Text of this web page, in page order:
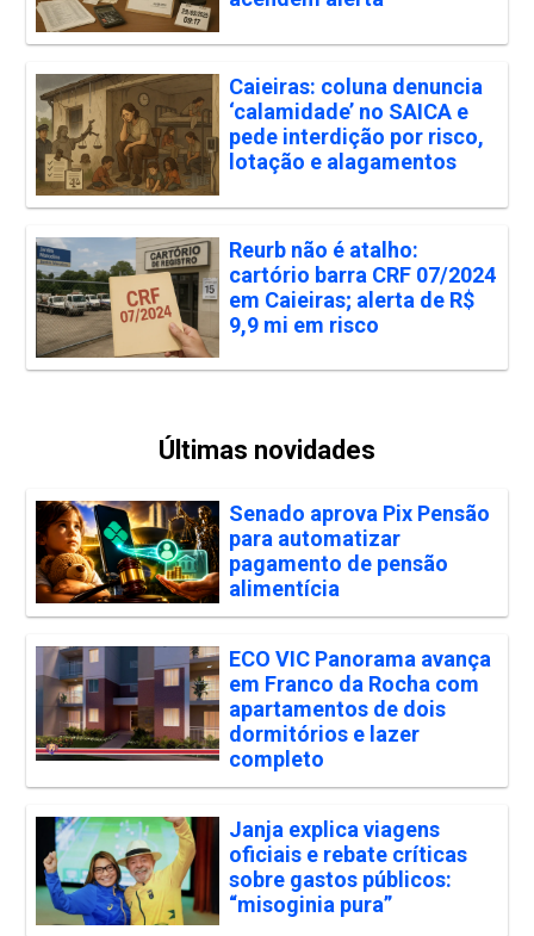
Caieiras: coluna denuncia
‘calamidade’ no SAICA e
pede interdição por risco,
lotação e alagamentos
Reurb não é atalho:
cartório barra CRF 07/2024
em Caieiras; alerta de R$
9,9 mi em risco
Últimas novidades
Senado aprova Pix Pensão
para automatizar
pagamento de pensão
alimentícia
ECO VIC Panorama avança
em Franco da Rocha com
apartamentos de dois
dormitórios e lazer
completo
Janja explica viagens
oficiais e rebate críticas
sobre gastos públicos:
“misoginia pura”